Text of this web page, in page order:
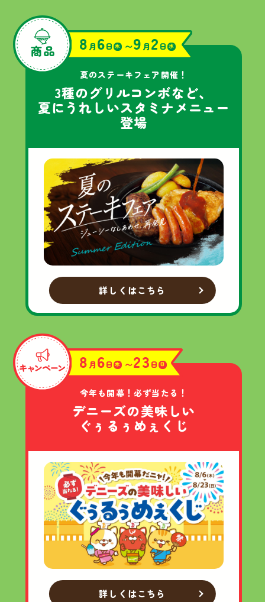
8 月 6日木 〜9 月 2 日水
夏のステーキフェア開催！
3種のグリルコンボなど、
夏にうれしいスタミナメニュー
登場
詳しくはこちら
8 月 6日木 〜23 日 日
今年も開幕！ 必ず当たる！
デニーズの美味しい
ぐぅるぅめぇくじ
詳しくはこちら